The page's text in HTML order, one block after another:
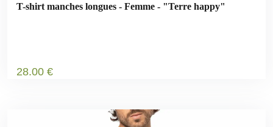
T-shirt manches longues - Femme - "Terre happy"
28.00 €